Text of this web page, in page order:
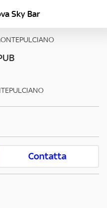
Sky Bar
Contatta